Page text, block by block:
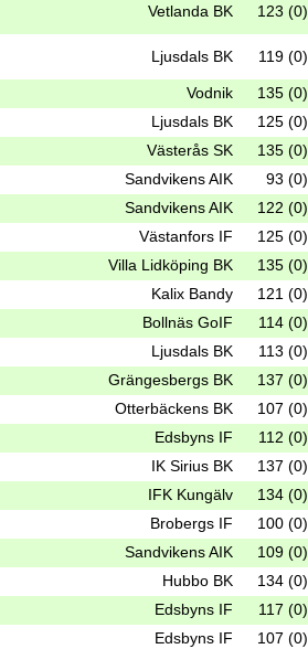
Vetlanda BK 123 (0)
Ljusdals BK 119 (0)
Vodnik 135 (0)
Ljusdals BK 125 (0)
Västerås SK 135 (0)
Sandvikens AIK 93 (0)
Sandvikens AIK 122 (0)
Västanfors IF 125 (0)
Villa Lidköping BK 135 (0)
Kalix Bandy 121 (0)
Bollnäs GoIF 114 (0)
Ljusdals BK 113 (0)
Grängesbergs BK 137 (0)
Otterbäckens BK 107 (0)
Edsbyns IF 112 (0)
IK Sirius BK 137 (0)
IFK Kungälv 134 (0)
Brobergs IF 100 (0)
Sandvikens AIK 109 (0)
Hubbo BK 134 (0)
Edsbyns IF 117 (0)
Edsbyns IF 107 (0)